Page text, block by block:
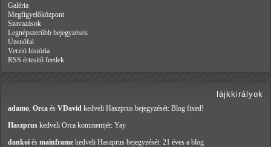
Galéria
Megfigyelőközpont
Szavazások
Legnépszerűbb bejegyzések
Üzenőfal
Verzió história
RSS értesítő feedek
lájkkirályok
adamo, Orca és VDavid kedveli Haszprus bejegyzését: Blog fixed!
Haszprus kedveli Orca kommentjét: Yay
dankoi és mainframe kedveli Haszprus bejegyzését: 21 éves a blog